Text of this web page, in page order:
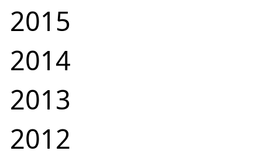
2015
2014
2013
2012